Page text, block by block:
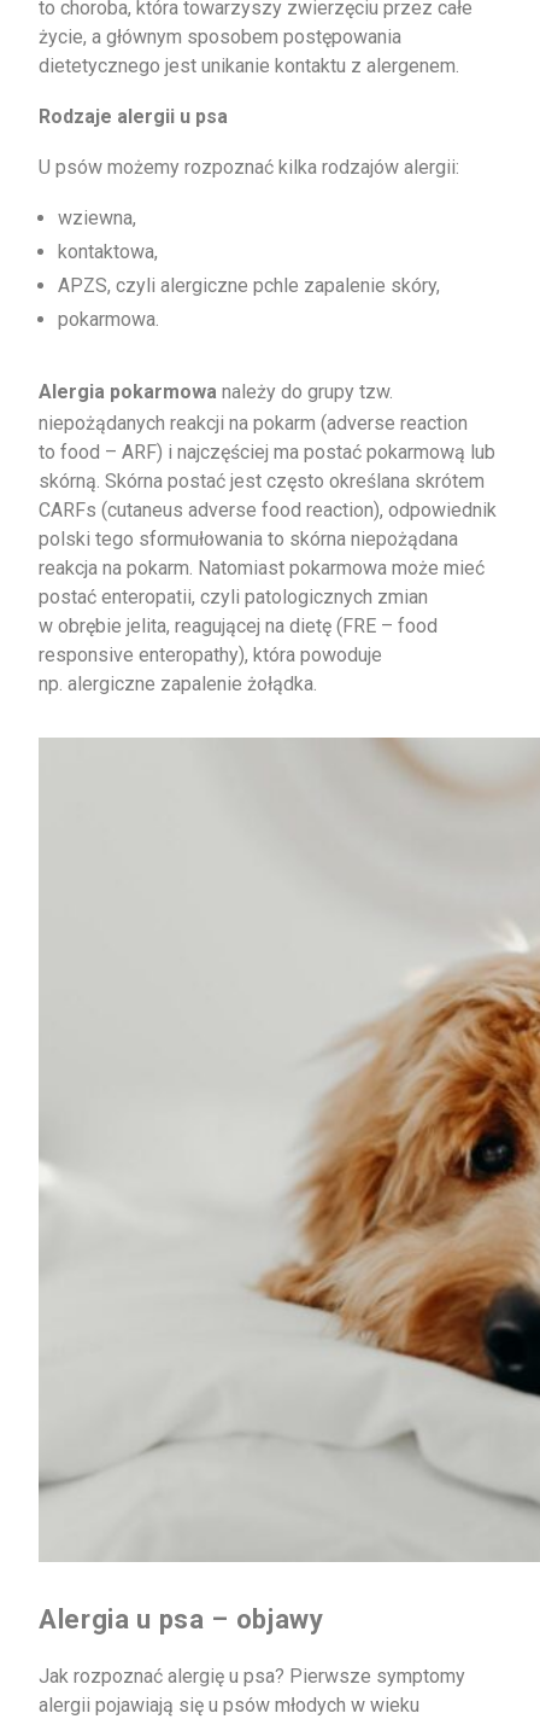
to choroba, która towarzyszy zwierzęciu przez całe
życie, a głównym sposobem postępowania
dietetycznego jest unikanie kontaktu z alergenem.
Rodzaje alergii u psa
U psów możemy rozpoznać kilka rodzajów alergii:
wziewna,
kontaktowa,
APZS, czyli alergiczne pchle zapalenie skóry,
pokarmowa.
Alergia pokarmowa należy do grupy tzw.
niepożądanych reakcji na pokarm (adverse reaction
to food – ARF) i najczęściej ma postać pokarmową lub
skórną. Skórna postać jest często określana skrótem
CARFs (cutaneus adverse food reaction), odpowiednik
polski tego sformułowania to skórna niepożądana
reakcja na pokarm. Natomiast pokarmowa może mieć
postać enteropatii, czyli patologicznych zmian
w obrębie jelita, reagującej na dietę (FRE – food
responsive enteropathy), która powoduje
np. alergiczne zapalenie żołądka.
Alergia u psa – objawy
Jak rozpoznać alergię u psa? Pierwsze symptomy
alergii pojawiają się u psów młodych w wieku